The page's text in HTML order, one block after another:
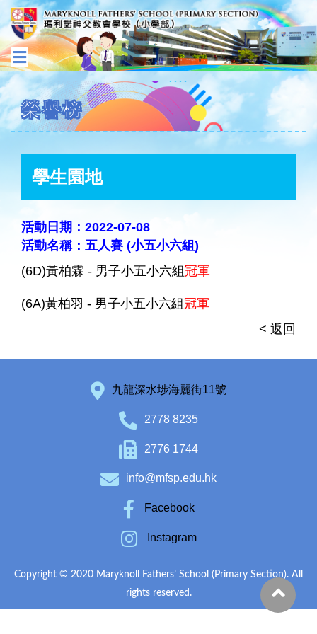
榮譽榜
學生園地
活動日期：2022-07-08
活動名稱：五人賽 (小五小六組)
(6D)黃柏霖 - 男子小五小六組 冠軍
(6A)黃柏羽 - 男子小五小六組 冠軍
< 返回
九龍深水埗海麗街11號
2778 8235
2776 1744
info@mfsp.edu.hk
Facebook
Instagram
Copyright © 2020 Maryknoll Fathers’ School (Primary Section). All
rights reserved.